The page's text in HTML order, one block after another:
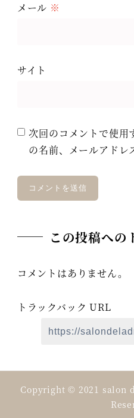
メール ※
サイト
次回のコメントで使用
の名前、メールアドレ
この投稿への
コメントはありません。
トラックバック URL
Copyright © 2021 salon